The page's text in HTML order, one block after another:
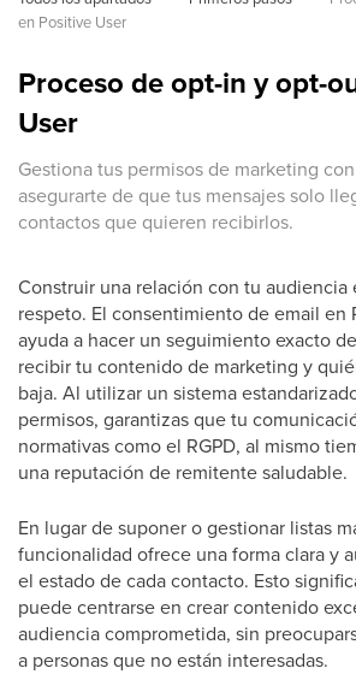
en Positive User
Proceso de opt-in y opt-
User
Gestiona tus permisos de marketing
asegurarte de que tus mensajes solo
contactos que quieren recibirlos.
Construir una relación con tu audiencia
respeto. El consentimiento de email en
ayuda a hacer un seguimiento exacto
recibir tu contenido de marketing y
baja. Al utilizar un sistema
permisos, garantizas que tu
normativas como el RGPD, al mismo
una reputación de remitente saludable.
En lugar de suponer o gestionar listas
funcionalidad ofrece una forma clara y
el estado de cada contacto. Esto
puede centrarse en crear contenido
audiencia comprometida, sin
a personas que no están interesadas.